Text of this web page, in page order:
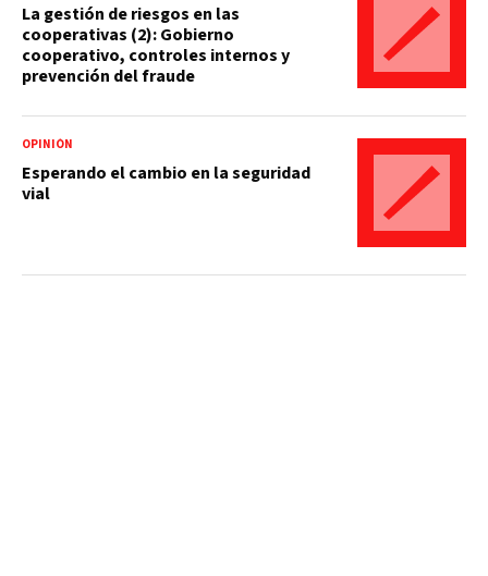
La gestión de riesgos en las
cooperativas (2): Gobierno
cooperativo, controles internos y
prevención del fraude
OPINIÓN
Esperando el cambio en la seguridad
vial